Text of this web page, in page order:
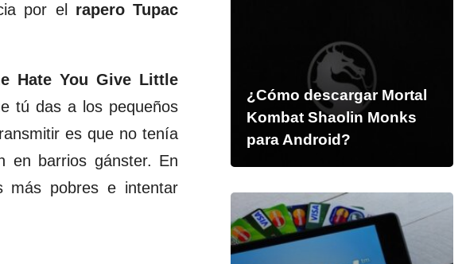
por el raperoTupac
Hate You Give Little
tú das a los pequeños
es que no tenía
en barrios gánster. En
más pobres e intentar
¿Cómo descargar Mortal
Kombat Shaolin Monks
para Android?